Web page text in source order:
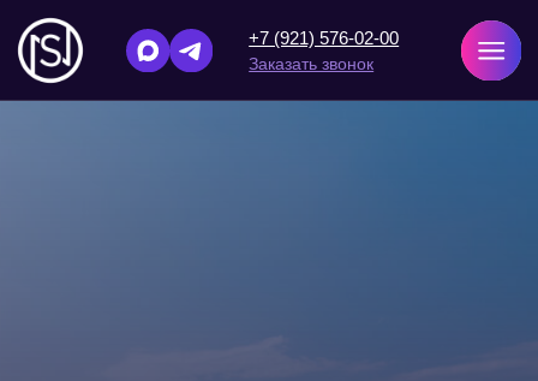
Заказать звонок
+7 (921) 576-02-00